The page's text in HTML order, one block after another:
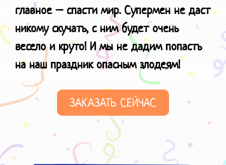
главное – спасти мир. Супермен не даст
никому скучать, с ним будет очень
весело и круто!И мы не дадим попасть
на наш праздник опасным злодеям!
ЗАКАЗАТЬ СЕЙЧАС